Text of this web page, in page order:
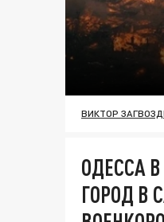
ВИКТОР
ОДЕССА
ГОРОД В